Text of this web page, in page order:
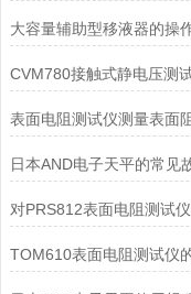
大容量辅助型移液器的操
日本AND电子天平的常见